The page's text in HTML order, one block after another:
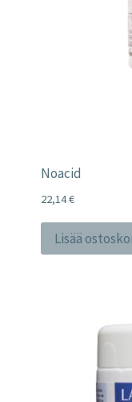
Noacid
22,14€
Lisää